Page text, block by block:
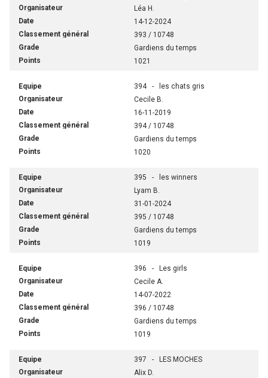
Léa H.
14-12-2024
393 / 10748
Gardiens du temps
1021
394 - les chats gris
Cecile B.
16-11-2019
394 / 10748
Gardiens du temps
1020
395 - les winners
Lyam B.
31-01-2024
395 / 10748
Gardiens du temps
1019
396 - Les girls
Cecile A.
14-07-2022
396 / 10748
Gardiens du temps
1019
397 - LES MOCHES
Alix D.